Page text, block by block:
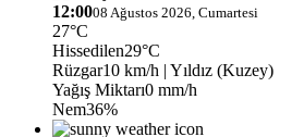
12:0008 Ağustos 2026, Cumartesi
27°C
Hissedilen29°C
Rüzgar10 km/h | Yıldız (Kuzey)
Yağış Miktarı0 mm/h
Nem36%